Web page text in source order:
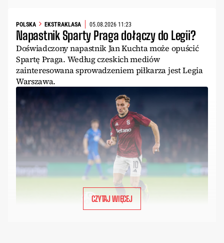
POLSKA EKSTRAKLASA 05.08.2026 11:23
Napastnik Sparty Praga dołączy do Legii?
Doświadczony napastnik Jan Kuchta może opuścić
Spartę Praga. Według czeskich mediów
zainteresowana sprowadzeniem piłkarza jest Legia
Warszawa.
CZYTAJ WIĘCEJ